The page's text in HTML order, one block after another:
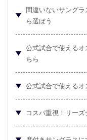
間違いないサング
ら選ぼう
公式試合で使える
ちら
公式試合で使える
コスパ重視！リー